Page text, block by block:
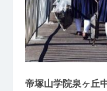
帝塚山学院泉ヶ丘